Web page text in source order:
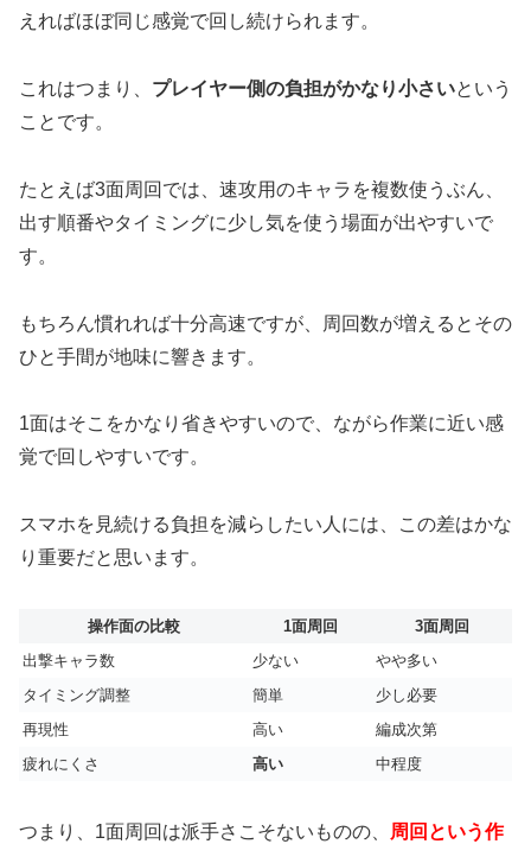
えればほぼ同じ感覚で回し続けられます。
これはつまり、 プレイヤー側の負担がかなり小さいという
ことです。
たとえば3面周回では、速攻用のキャラを複数使うぶん、
出す順番やタイミングに少し気を使う場面が出やすいで
す。
もちろん慣れれば十分高速ですが、周回数が増えるとその
ひと手間が地味に響きます。
1面はそこをかなり省きやすいので、ながら作業に近い感
覚で回しやすいです。
スマホを見続ける負担を減らしたい人には、この差はかな
り重要だと思います。
操作面の比較 1面周回
3面周回
出撃キャラ数
少ない
やや多い
タイミング調整
簡単
少し必要
再現性
高い
編成次第
疲れにくさ
高い 中程度
つまり、1面周回は派手さこそないものの、
周回という作